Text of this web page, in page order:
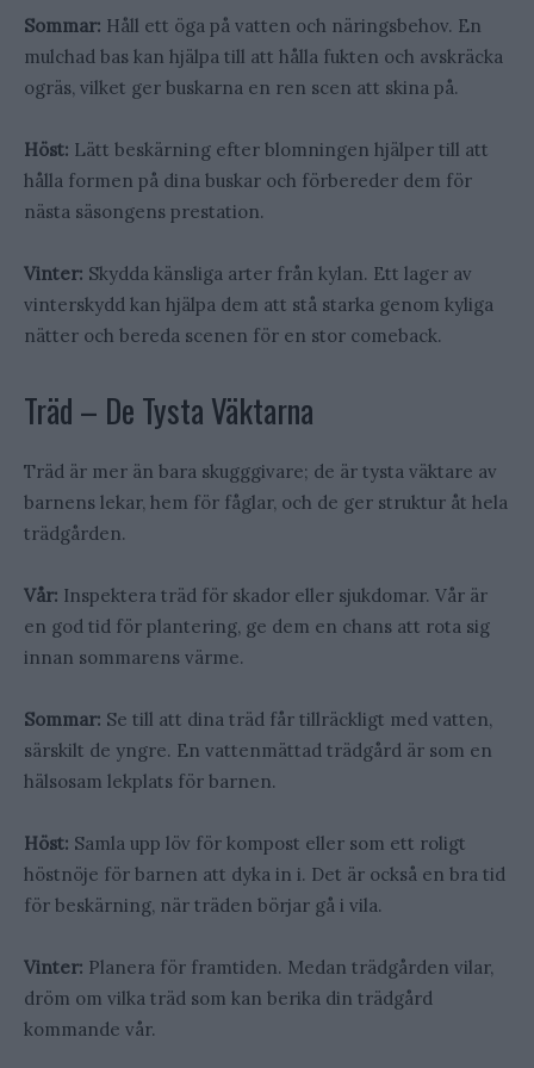
Sommar: Håll ett öga på vatten och näringsbehov. En
mulchad bas kan hjälpa till att hålla fukten och avskräcka
ogräs, vilket ger buskarna en ren scen att skina på.
Höst: Lätt beskärning efter blomningen hjälper till att
hålla formen på dina buskar och förbereder dem för
nästa säsongens prestation.
Vinter: Skydda känsliga arter från kylan. Ett lager av
vinterskydd kan hjälpa dem att stå starka genom kyliga
nätter och bereda scenen för en stor comeback.
Träd – De Tysta Väktarna
Träd är mer än bara skugggivare; de är tysta väktare av
barnens lekar, hem för fåglar, och de ger struktur åt hela
trädgården.
Vår: Inspektera träd för skador eller sjukdomar. Vår är
en god tid för plantering, ge dem en chans att rota sig
innan sommarens värme.
Sommar: Se till att dina träd får tillräckligt med vatten,
särskilt de yngre. En vattenmättad trädgård är som en
hälsosam lekplats för barnen.
Höst: Samla upp löv för kompost eller som ett roligt
höstnöje för barnen att dyka in i. Det är också en bra tid
för beskärning, när träden börjar gå i vila.
Vinter: Planera för framtiden. Medan trädgården vilar,
dröm om vilka träd som kan berika din trädgård
kommande vår.